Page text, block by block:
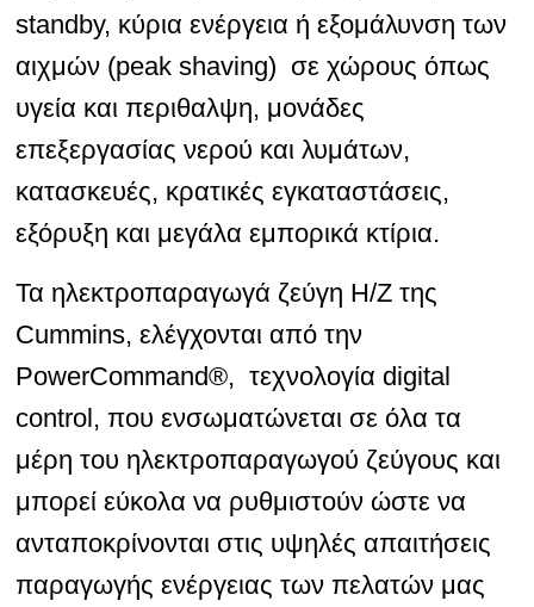
standby, κύρια ενέργεια ή εξομάλυνση των
αιχμών (peak shaving) σε χώρους όπως
υγεία και περιθαλψη, μονάδες
επεξεργασίας νερού και λυμάτων,
κατασκευές, κρατικές εγκαταστάσεις,
εξόρυξη και μεγάλα εμπορικά κτίρια.
Τα ηλεκτροπαραγωγά ζεύγη Η/Ζ της
Cummins, ελέγχονται από την
PowerCommand®, τεχνολογία digital
control, που ενσωματώνεται σε όλα τα
μέρη του ηλεκτροπαραγωγού ζεύγους και
μπορεί εύκολα να ρυθμιστούν ώστε να
ανταποκρίνονται στις υψηλές απαιτήσεις
παραγωγής ενέργειας των πελατών μας